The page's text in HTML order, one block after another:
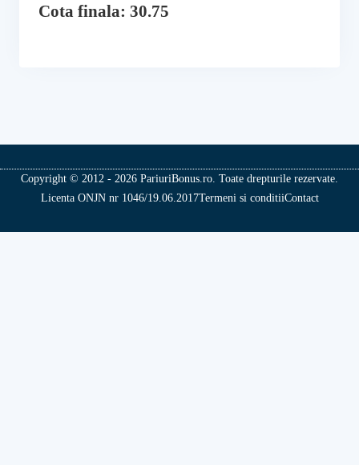
Cota finala: 30.75
Copyright © 2012 - 2026 PariuriBonus.ro. Toate drepturile rezervate.
Licenta ONJN nr 1046/19.06.2017Termeni si conditiiContact